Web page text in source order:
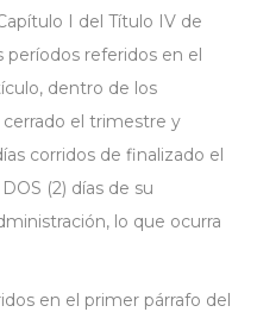
I del Título IV de
períodos referidos en el
dentro de los
cerrado el trimestre y
corridos de finalizado el
(2) días de su
lo que ocurra
en el primer párrafo del